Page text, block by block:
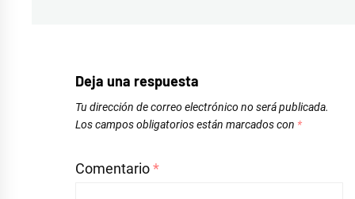
Deja una respuesta
Tu dirección de correo electrónico no será publicada.
Los campos obligatorios están marcados con *
Comentario*